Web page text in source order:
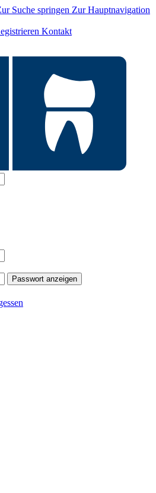
Suche springen Zur Hauptnavigation
Kontakt
Passwort anzeigen